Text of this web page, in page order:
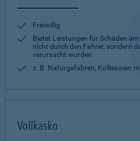
Freiwillig
Bietet Leistungen für Schäden
nicht durch den Fahrer, sondern
verursacht wurden
z. B. Naturgefahren, Kollisionen
Vollkasko